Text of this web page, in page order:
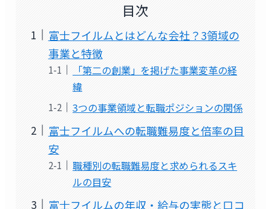
目次
富士フイルムとはどんな会社？3領域の
事業と特徴
「第二の創業」を掲げた事業変革の経
緯
3つの事業領域と転職ポジションの関係
富士フイルムへの転職難易度と倍率の目
安
職種別の転職難易度と求められるスキ
ルの目安
富士フイルムの年収・給与の実態と口コ